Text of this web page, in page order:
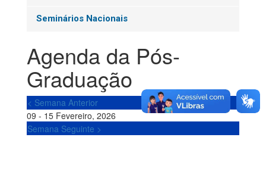
Seminários Nacionais
Agenda da Pós-
Graduação
< Semana Anterior
09 - 15 Fevereiro, 2026
Semana Seguinte >